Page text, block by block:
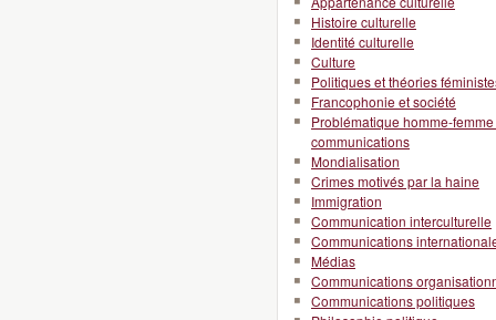
Histoire culturelle
Identité culturelle
Culture
Politiques et théories
Francophonie et société
Problématique homme-
communications
Mondialisation
Crimes motivés par la haine
Immigration
Communication interculturelle
Communications
Médias
Communications
Communications politiques